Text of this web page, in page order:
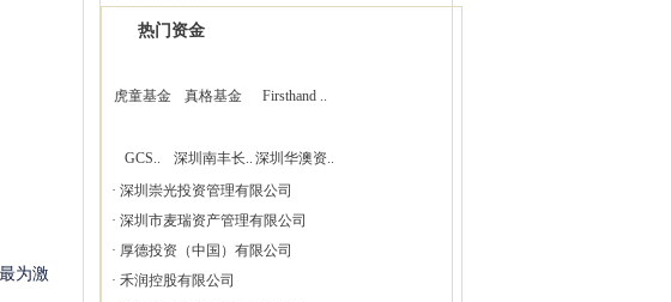
为激
热门资金
虎童基金 真格基金 Firsthand ..
GCS.. 深圳南丰长.. 深圳华澳资..
· 深圳崇光投资管理有限公司
· 深圳市麦瑞资产管理有限公司
· 厚德投资（中国）有限公司
· 禾润控股有限公司